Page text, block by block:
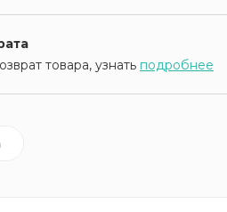
товара, узнать подробнее